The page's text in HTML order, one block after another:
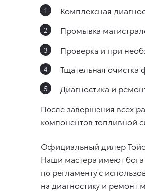
Комплексная
Промывка
Проверка и при
Тщательная очистка
Диагностика и
После завершения всех
компонентов топливной
Официальный дилер
Наши мастера имеют
по регламенту с
на диагностику и